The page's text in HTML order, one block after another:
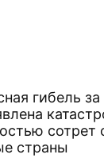
гибель
сотрет
страны